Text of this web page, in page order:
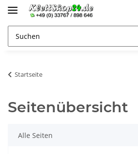
Startseite
Seitenübersicht
Alle Seiten